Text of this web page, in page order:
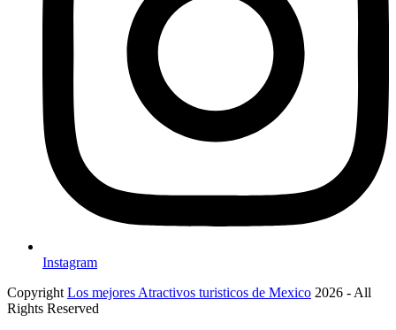
Instagram
Copyright Los mejores Atractivos turisticos de Mexico 2026 - All
Rights Reserved